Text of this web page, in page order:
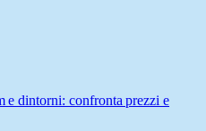
e dintorni: confronta prezzi e